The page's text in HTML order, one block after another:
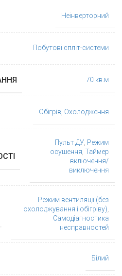
Неінверторний
Побутові спліт-системи
70 кв.м
Обігрів Охолодження
Пульт ДУ Режим
осушення Таймер
включення/
виключення
Режим вентиляції (без
охолоджування і обігріву)
Самодіагностика
несправностей
Білий